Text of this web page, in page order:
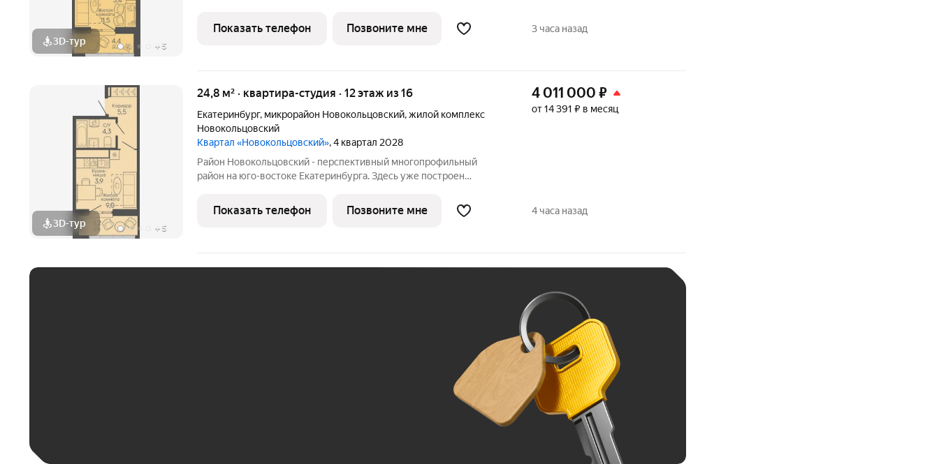
3D-тур + 5
международного уровня: Дворец водных видов спорта,
общественный и медицинский центры,
Показать телефон Позвоните мне 3 часа назад
3D-тур + 5
24,8 м² · квартира-студия · 12 этаж из 16
Екатеринбург, микрорайон Новокольцовский,жилой комплекс
Новокольцовский
Квартал «Новокольцовский», 4 квартал 2028
Район Новокольцовский - перспективный многопрофильный
район на юго-востоке Екатеринбурга. Здесь уже построен
международного уровня: Дворец водных видов спорта,
общественный и медицинский центры,
4 011 000 ₽
от 14 391 ₽ в месяц
Показать телефон Позвоните мне 4 часа назад